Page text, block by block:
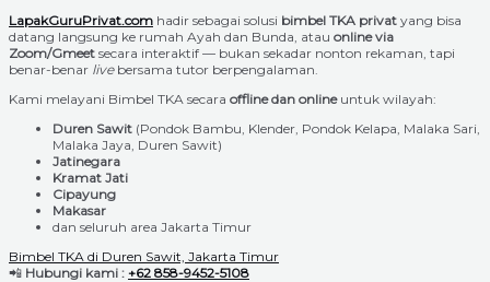
LapakGuruPrivat.com hadir sebagai solusi bimbel TKA privat yang bisa
datang langsung ke rumah Ayah dan Bunda, atau online via
Zoom/Gmeet secara interaktif — bukan sekadar nonton rekaman, tapi
benar-benar livebersama tutor berpengalaman.
Kami melayani Bimbel TKA secara offline dan onlineuntuk wilayah:
Duren Sawit (Pondok Bambu, Klender, Pondok Kelapa, Malaka Sari,
Malaka Jaya, Duren Sawit)
Jatinegara
Kramat Jati
Cipayung
Makasar
dan seluruh area Jakarta Timur
Bimbel TKA di Duren Sawit, Jakarta Timur
📲 Hubungi kami : +62 858-9452-5108